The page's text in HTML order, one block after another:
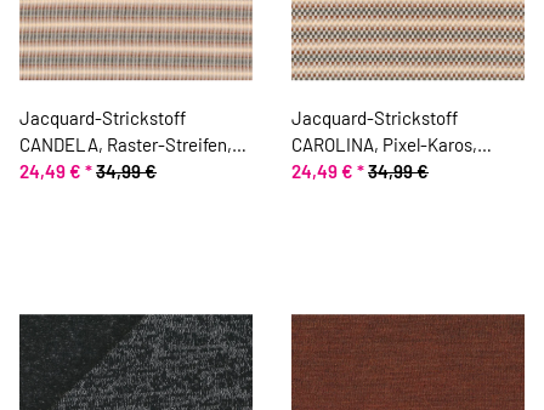
Jacquard-Strickstoff
CANDELA, Raster-Streifen,
beige, Toptex
24,49 € *34,99 €
Jacquard-Strickstoff
CAROLINA, Pixel-Karos,
beige, Toptex
24,49 € *34,99 €